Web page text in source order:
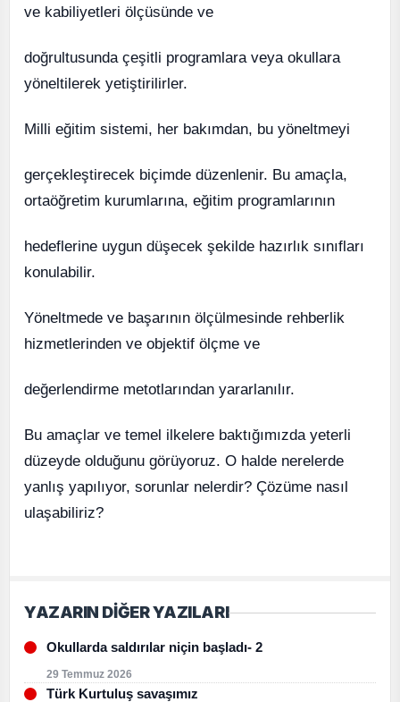
ve kabiliyetleri ölçüsünde ve
doğrultusunda çeşitli programlara veya okullara
yöneltilerek yetiştirilirler.
Milli eğitim sistemi, her bakımdan, bu yöneltmeyi
gerçekleştirecek biçimde düzenlenir. Bu amaçla,
ortaöğretim kurumlarına, eğitim programlarının
hedeflerine uygun düşecek şekilde hazırlık sınıfları
konulabilir.
Yöneltmede ve başarının ölçülmesinde rehberlik
hizmetlerinden ve objektif ölçme ve
değerlendirme metotlarından yararlanılır.
Bu amaçlar ve temel ilkelere baktığımızda yeterli
düzeyde olduğunu görüyoruz. O halde nerelerde
yanlış yapılıyor, sorunlar nelerdir? Çözüme nasıl
ulaşabiliriz?
YAZARIN DİĞER YAZILARI
Okullarda saldırılar niçin başladı- 2
29 Temmuz 2026
Türk Kurtuluş savaşımız